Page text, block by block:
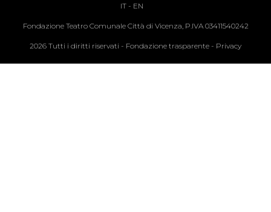
IT - EN
Fondazione Teatro Comunale Città di Vicenza, P.IVA 03411540242
2026 Tutti i diritti riservati - Fondazione trasparente - Privacy